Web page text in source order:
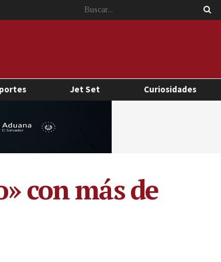
Jet Set Curiosidades
con más de